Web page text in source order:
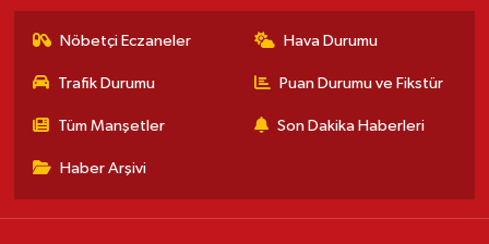
Nöbetçi Eczaneler Hava Durumu
Trafik Durumu Puan Durumu ve Fikstür
Tüm Manşetler Son Dakika Haberleri
Haber Arşivi